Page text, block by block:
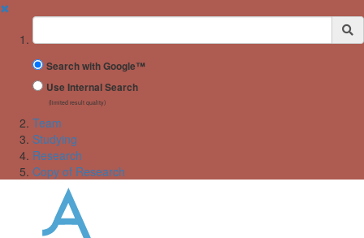
✖
Suchbegriff
Search with Google™
Use Internal Search
(limited result quality)
Team
Studying
Research
Copy of Research